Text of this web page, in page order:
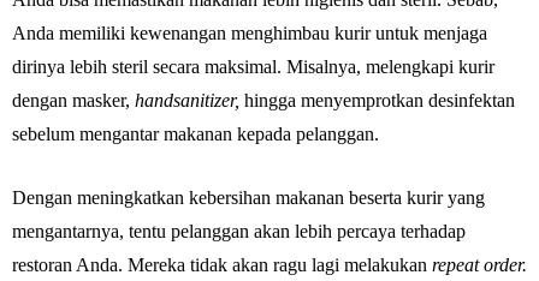
Anda memiliki kewenangan menghimbau kurir untuk menjaga
dirinya lebih steril secara maksimal. Misalnya, melengkapi kurir
dengan masker, handsanitizer, hingga menyemprotkan desinfektan
sebelum mengantar makanan kepada pelanggan.
Dengan meningkatkan kebersihan makanan beserta kurir yang
mengantarnya, tentu pelanggan akan lebih percaya terhadap
restoran Anda. Mereka tidak akan ragu lagi melakukan repeat order.